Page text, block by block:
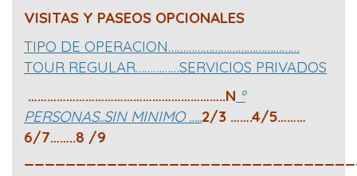
VISITAS Y PASEOS OPCIONALES
TIPO DE OPERACION………………………………………
TOUR REGULAR……………SERVICIOS PRIVADOS
……………………………………………………..N º
PERSONAS..SIN MINIMO …..2/3 …….4/5………
6/7……..8 /9